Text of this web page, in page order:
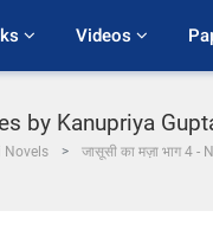
Videos
Kanupriya
Novels जासूसी का मज़ा भाग 4 -